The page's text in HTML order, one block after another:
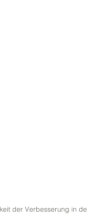
der Verbesserung in